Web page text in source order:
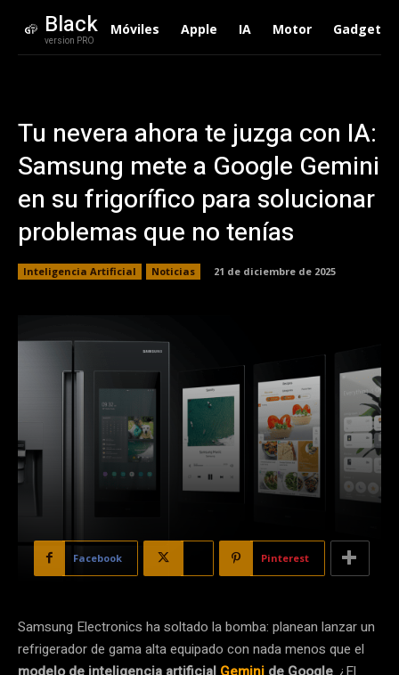
Black
version PRO
Móviles Apple IA Motor Gadgets
Tu nevera ahora te juzga con IA:
Samsung mete a Google Gemini
en su frigorífico para solucionar
problemas que no tenías
Inteligencia Artificial Noticias 21 de diciembre de 2025
Facebook Pinterest
Samsung Electronics ha soltado la bomba: planean lanzar un
refrigerador de gama alta equipado con nada menos que el